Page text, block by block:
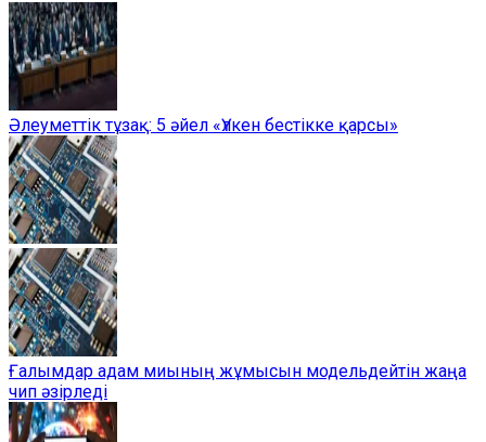
Әлеуметтік тұзақ: 5 әйел «Үлкен бестікке қарсы»
Ғалымдар адам миының жұмысын модельдейтін жаңа
чип әзірледі